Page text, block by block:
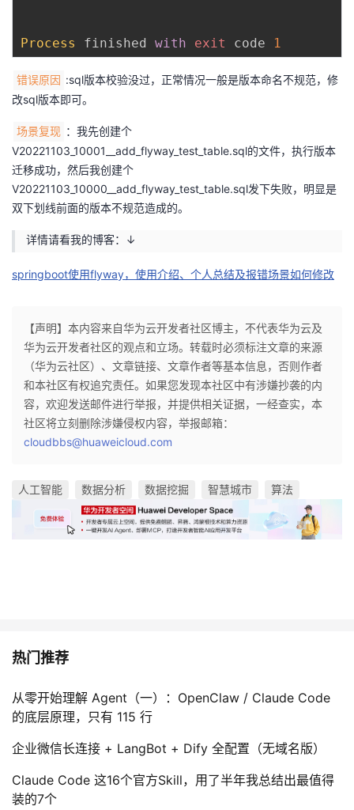
Process finished with exit code 1
错误原因 :sql版本校验没过，正常情况一般是版本命名不规范，修
改sql版本即可。
场景复现 ：我先创建个
V20221103_10001__add_flyway_test_table.sql的文件，执行版本
迁移成功，然后我创建个
V20221103_10000__add_flyway_test_table.sql发下失败，明显是
双下划线前面的版本不规范造成的。
详情请看我的博客：↓
springboot使用flyway，使用介绍、个人总结及报错场景如何修改
【声明】本内容来自华为云开发者社区博主，不代表华为云及
华为云开发者社区的观点和立场。转载时必须标注文章的来源
（华为云社区）、文章链接、文章作者等基本信息，否则作者
和本社区有权追究责任。如果您发现本社区中有涉嫌抄袭的内
容，欢迎发送邮件进行举报，并提供相关证据，一经查实，本
社区将立刻删除涉嫌侵权内容，举报邮箱：
cloudbbs@huaweicloud.com
人工智能 数据分析 数据挖掘 智慧城市 算法
热门推荐
从零开始理解 Agent（一）：OpenClaw / Claude Code
的底层原理，只有 115 行
企业微信长连接 + LangBot + Dify 全配置（无域名版）
Claude Code 这16个官方Skill，用了半年我总结出最值得
装的7个